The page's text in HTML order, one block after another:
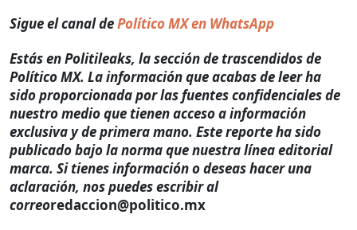
Sigue el canal dePolítico MX en WhatsApp
Estás en Politileaks, la sección de trascendidos de
Político MX. La información que acabas de leer ha
sido proporcionada por las fuentes confidenciales de
nuestro medio que tienen acceso a información
exclusiva y de primera mano. Este reporte ha sido
publicado bajo la norma que nuestra línea editorial
marca. Si tienes información o deseas hacer una
aclaración, nos puedes escribir al
correoredaccion@politico.mx